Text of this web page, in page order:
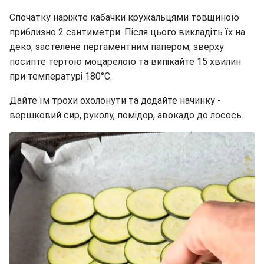
Спочатку наріжте кабачки кружальцями товщиною
приблизно 2 сантиметри. Після цього викладіть їх на
деко, застелене пергаментним папером, зверху
посипте тертою моцарелою та випікайте 15 хвилин
при температурі 180°C.
Дайте їм трохи охолонути та додайте начинку -
вершковий сир, руколу, помідор, авокадо до лосось.